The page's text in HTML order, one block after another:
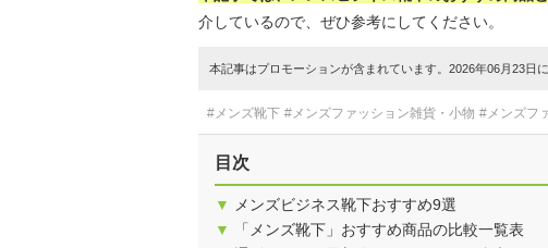
介しているので、ぜひ参考にしてください。
本記事はプロモーションが含まれています。2026年06月23日
#メンズ靴下 #メンズファッション雑貨・小物 #メンズフ
目次
▼
メンズビジネス靴下おすすめ9選
▼
「メンズ靴下」おすすめ商品の比較一覧表